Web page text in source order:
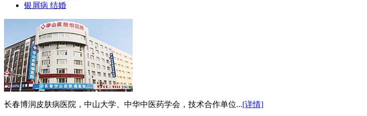
银屑病 结婚
长春博润皮肤病医院，中山大学、中华中医药学会，技术合作单位...[详情]